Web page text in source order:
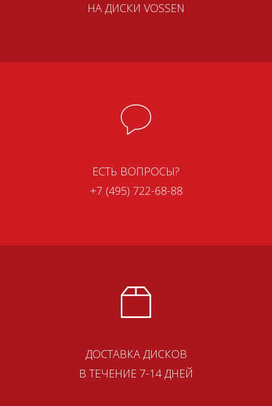
НА ДИСКИ VOSSEN
ЕСТЬ ВОПРОСЫ?
+7 (495) 722-68-88
ДОСТАВКА ДИСКОВ
В ТЕЧЕНИЕ 7-14 ДНЕЙ